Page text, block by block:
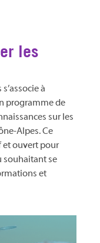
les
à
programme de
sur les
Alpes. Ce
et ouvert pour
souhaitant se
et